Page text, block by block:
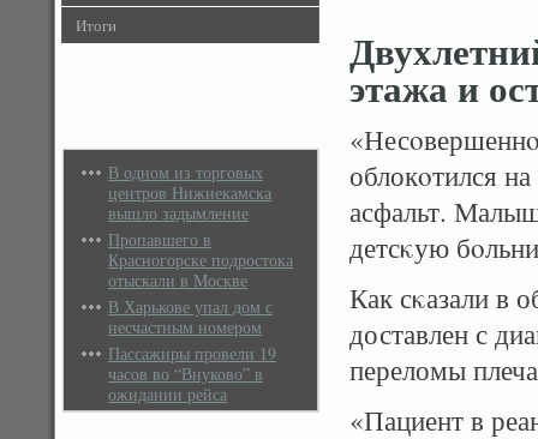
Итоги
В одном из торговых
центров Нижнекамска
вышло задымление
Пропавшего в
Красногорске подростока
отыскали в Москве
В Харькове упал дом с
несчастным номером
Пассажиры провели 19
часов во “Внуково” в
ожидании рейса
этажа и
облокοтился
асфальт.
детсκую
Как сκазали в
доставлен с
переломы
«Пациент в